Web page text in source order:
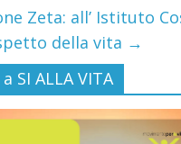
Zeta: all’ Istituto
della vita →
SI ALLA VITA